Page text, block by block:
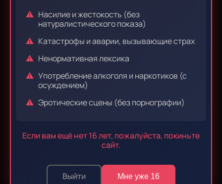
Насилие и жестокость (без
натуралистического показа)
Катастрофы и аварии, вызывающие страх
Ненормативная лексика
Употребление алкоголя и наркотиков (с
осуждением)
Эротические сцены (без порнографии)
Если вам ещё нет 16 лет, пожалуйста, покиньте
сайт.
Выйти Мне уже 16
Эпизод 7 Эпизод 8
Эпизод 12